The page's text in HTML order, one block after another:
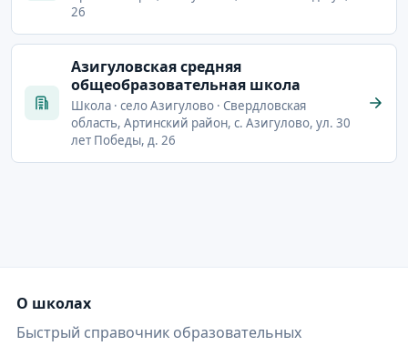
26
Азигуловская средняя
общеобразовательная школа
Школа · село Азигулово · Свердловская
область, Артинский район, с. Азигулово, ул. 30
лет Победы, д. 26
О школах
Быстрый справочник образовательных